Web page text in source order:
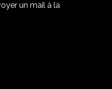
un mail à la